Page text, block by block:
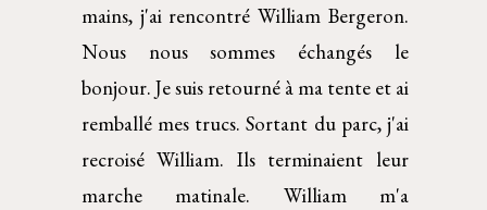
mains, j'ai rencontré William Bergeron.
Nous nous sommes échangés le
bonjour. Je suis retourné à ma tente et ai
remballé mes trucs. Sortant du parc, j'ai
recroisé William. Ils terminaient leur
marche matinale. William m'a